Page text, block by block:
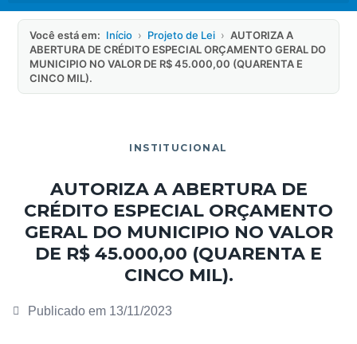
Você está em: Início › Projeto de Lei › AUTORIZA A
ABERTURA DE CRÉDITO ESPECIAL ORÇAMENTO GERAL DO
MUNICIPIO NO VALOR DE R$ 45.000,00 (QUARENTA E
CINCO MIL).
INSTITUCIONAL
AUTORIZA A ABERTURA DE
CRÉDITO ESPECIAL ORÇAMENTO
GERAL DO MUNICIPIO NO VALOR
DE R$ 45.000,00 (QUARENTA E
CINCO MIL).
Publicado em 13/11/2023